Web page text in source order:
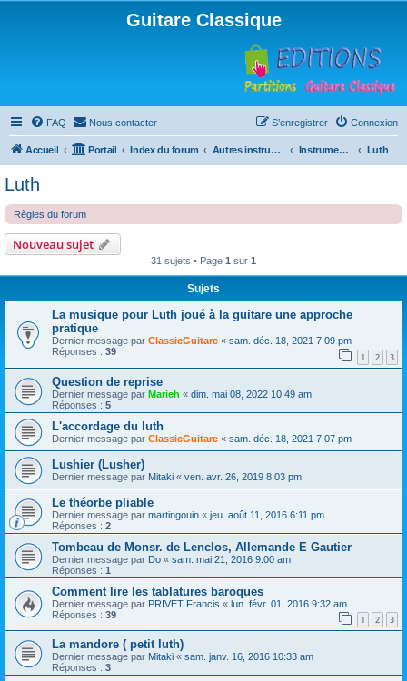
Guitare Classique
FAQ Nous contacter Connexion
S’enregistrer
Accueil Portail Index du forum Autres instruments à cordes pincées, ou styles Instruments anciens Luth
Luth
Règles du forum
Nouveau sujet
31 sujets • Page 1 sur 1
Sujets
La musique pour Luth joué à la guitare une approche
pratique
Dernier message par ClassicGuitare « sam. déc. 18, 2021 7:09 pm
Réponses : 39 1 2 3
Question de reprise
Dernier message par Marieh « dim. mai 08, 2022 10:49 am
Réponses : 5
L'accordage du luth
Dernier message par ClassicGuitare « sam. déc. 18, 2021 7:07 pm
Lushier (Lusher)
Dernier message par Mitaki « ven. avr. 26, 2019 8:03 pm
Le théorbe pliable
Dernier message par martingouin « jeu. août 11, 2016 6:11 pm
Réponses : 2
Tombeau de Monsr. de Lenclos, Allemande E Gautier
Dernier message par Do « sam. mai 21, 2016 9:00 am
Réponses : 1
Comment lire les tablatures baroques
Dernier message par PRIVET Francis « lun. févr. 01, 2016 9:32 am
Réponses : 39 1 2 3
La mandore ( petit luth)
Dernier message par Mitaki « sam. janv. 16, 2016 10:33 am
Réponses : 3